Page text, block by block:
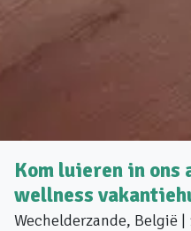
Kom luieren in ons
wellness
Wechelderzande, België |